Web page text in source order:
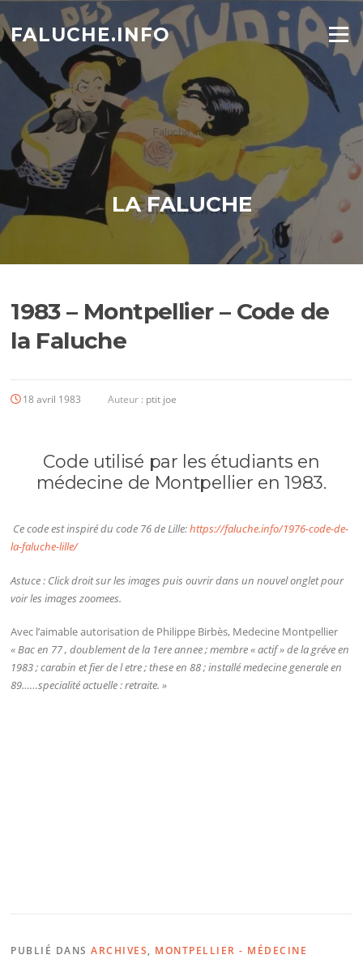
au
contenu
FALUCHE.INFO Menu
LA FALUCHE
1983 – Montpellier – Code de
la Faluche
18 avril 1983 Auteur : ptit joe
Code utilisé par les étudiants en
médecine de Montpellier en 1983.
Ce code est inspiré du code 76 de Lille:https://faluche.info/1976-code-de-
la-faluche-lille/
Astuce : Click droit sur les images puis ouvrir dans un nouvel onglet pour
voir les images zoomees.
Avec l’aimable autorisation de Philippe Birbès, Medecine Montpellier
« Bac en 77 , doublement de la 1ere annee ; membre « actif » de la gréve en
1983 ; carabin et fier de l etre ; these en 88 ; installé medecine generale en
89……specialité actuelle : retraite. »
PUBLIÉ DANSARCHIVES, MONTPELLIER - MÉDECINE